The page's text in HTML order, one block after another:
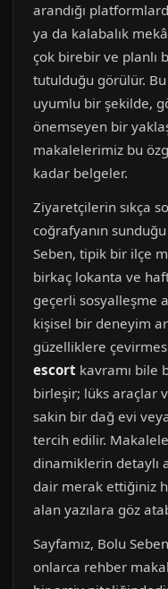
arandığı
ya da kalabalık
çok birebir ve planlı
tutulduğu görülür.
uyumlu bir şekilde,
önemseyen bir
makalelerimiz bu
kadar belgeler.
Ziyaretçilerin sıkça
coğrafyanın sunduğu
Seben, tipik bir ilçe
birkaç lokanta ve
geçerli sosyalleşme
kişisel bir deneyim
güzelliklere çevirmesi
escort kavramı bile
birleşir; lüks araçlar
sakin bir dağ evi
tercih edilir.
dinamiklerin detaylı
dair merak ettiğiniz
alan yazılara göz
Sayfamız, Bolu
onlarca rehber